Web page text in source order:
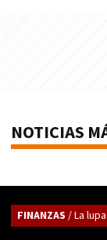
NOTICIAS
FINANZAS / La